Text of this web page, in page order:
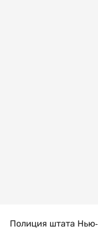
Полиция штата